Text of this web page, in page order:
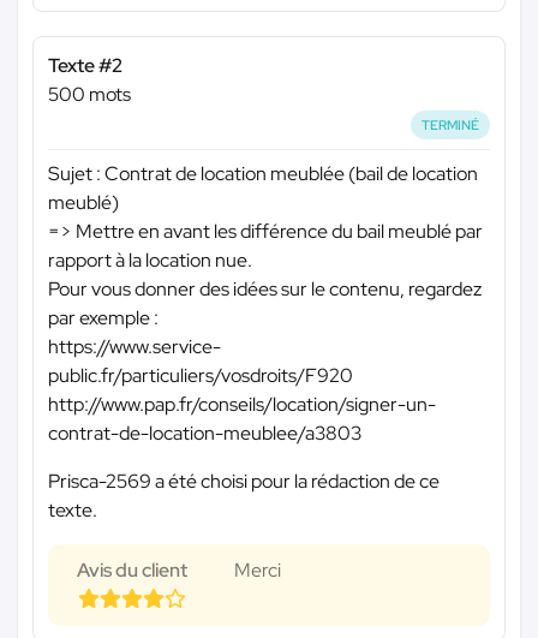
Texte #2
500 mots
TERMINÉ
Sujet : Contrat de location meublée (bail de location
meublé)
=> Mettre en avant les différence du bail meublé par
rapport à la location nue.
Pour vous donner des idées sur le contenu, regardez
par exemple :
https://www.service-
public.fr/particuliers/vosdroits/F920
http://www.pap.fr/conseils/location/signer-un-
contrat-de-location-meublee/a3803
Prisca-2569 a été choisi pour la rédaction de ce
texte.
Avis du client Merci